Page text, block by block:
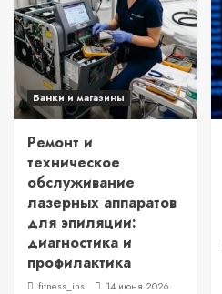
Банки и магазины
Ремонт и
техническое
обслуживание
лазерных аппаратов
для эпиляции:
диагностика и
профилактика
fitness_insi 14 июня 2026